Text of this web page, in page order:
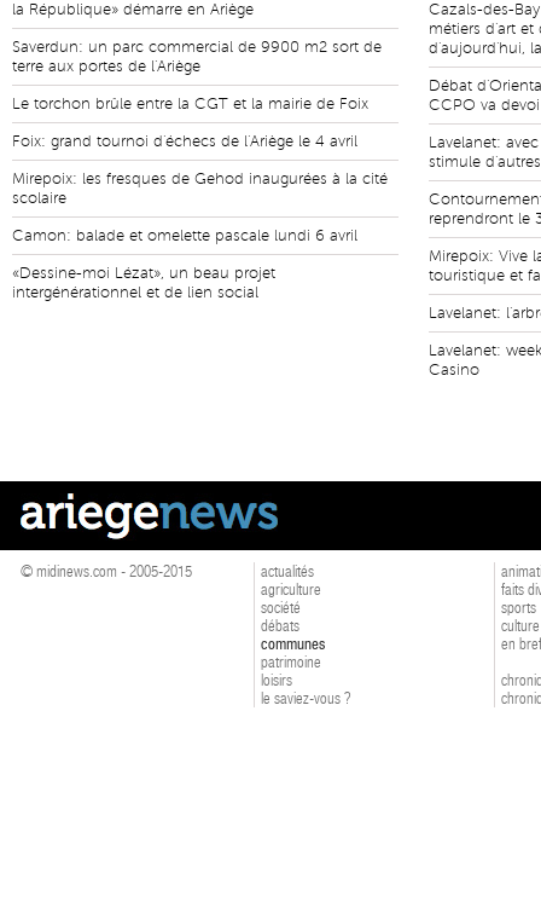
la République» démarre en Ariège
Saverdun: un parc commercial de 9900 m2 sort de
terre aux portes de l'Ariège
Le torchon brûle entre la CGT et la mairie de Foix
Foix: grand tournoi d'échecs de l'Ariège le 4 avril
Mirepoix: les fresques de Gehod inaugurées à la cité
scolaire
Camon: balade et omelette pascale lundi 6 avril
«Dessine-moi Lézat», un beau projet
intergénérationnel et de lien social
Cazals-des-
métiers d'art et
d'aujourd'hui,
Débat
CCPO va
Lavelanet:
stimule
reprendront le
Mirepoix: Vive
touristique et
Lavelanet:
Lavelanet:
Casino
© midinews.com - 2005-2015
actualités
agriculture
société
débats
communes
patrimoine
loisirs
le saviez-vous ?
faits
sports
culture
en bref